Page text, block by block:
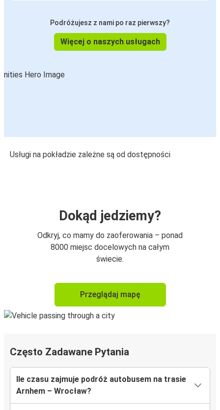
Podróżujesz z nami po raz pierwszy?
Więcej o naszych usługach
Usługi na pokładzie zależne są od dostępności
Dokąd jedziemy?
Odkryj, co mamy do zaoferowania – ponad
8000 miejsc docelowych na całym
świecie.
Przeglądaj mapę
Często Zadawane Pytania
Ile czasu zajmuje podróż autobusem na trasie
Arnhem – Wrocław?